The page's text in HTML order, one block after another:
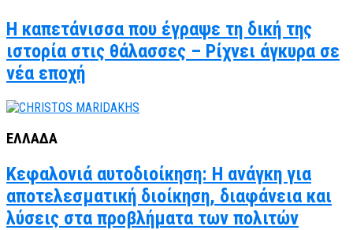
Η καπετάνισσα που έγραψε τη δική της
ιστορία στις θάλασσες – Ρίχνει άγκυρα σε
νέα εποχή
ΕΛΛΑΔΑ
Κεφαλονιά αυτοδιοίκηση: Η ανάγκη για
αποτελεσματική διοίκηση, διαφάνεια και
λύσεις στα προβλήματα των πολιτών